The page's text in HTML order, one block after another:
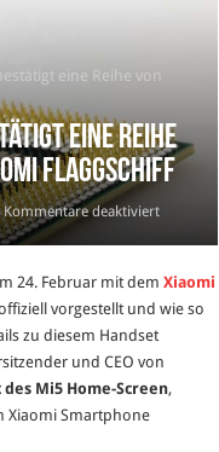
eine Reihe von
eine Reihe
Flaggschiff
Kommentare deaktiviertfür
5
bestätigt
eine
Reihe
24. Februar mit demXiaomi
vorgestellt und wie so
zu diesem Handset
und CEO von
des Mi5 Home-Screen,
Xiaomi Smartphone